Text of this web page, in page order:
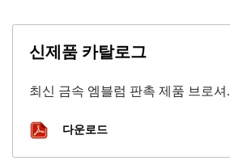
신제품 카탈로그
최신 금속 엠블럼 판촉 제품 브로셔.
다운로드